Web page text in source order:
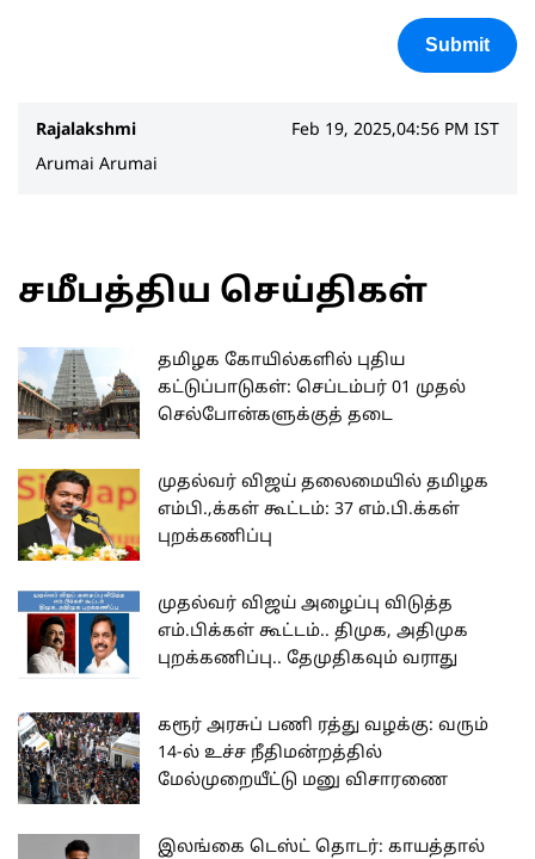
Submit
Rajalakshmi
Feb 19, 2025,04:56 PM IST
Arumai Arumai
சமீபத்திய செய்திகள்
தமிழக கோயில்களில் புதிய
கட்டுப்பாடுகள்: செப்டம்பர் 01 முதல்
செல்போன்களுக்குத் தடை
முதல்வர் விஜய் தலைமையில் தமிழக
எம்பி.,க்கள் கூட்டம்: 37 எம்.பி.க்கள்
புறக்கணிப்பு
முதல்வர் விஜய் அழைப்பு விடுத்த
எம்.பிக்கள் கூட்டம்.. திமுக, அதிமுக
புறக்கணிப்பு.. தேமுதிகவும் வராது
கரூர் அரசுப் பணி ரத்து வழக்கு: வரும்
14-ல் உச்ச நீதிமன்றத்தில்
மேல்முறையீட்டு மனு விசாரணை
இலங்கை டெஸ்ட் தொடர்: காயத்தால்